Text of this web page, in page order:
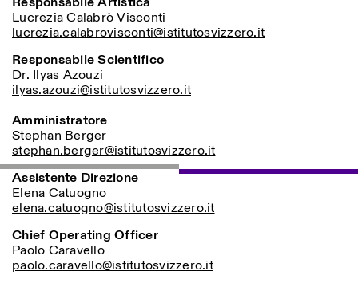
LucreziaCalabrò Visconti
lucrezia.calabrovisconti@istitutosvizzero.it
Responsabile Scientifico
Dr. Ilyas Azouzi
ilyas.azouzi@istitutosvizzero.it
Amministratore
Stephan Berger
stephan.berger@istitutosvizzero.it
Assistente Direzione
Elena Catuogno
elena.catuogno@istitutosvizzero.it
Chief Operating Officer
Paolo Caravello
paolo.caravello@istitutosvizzero.it